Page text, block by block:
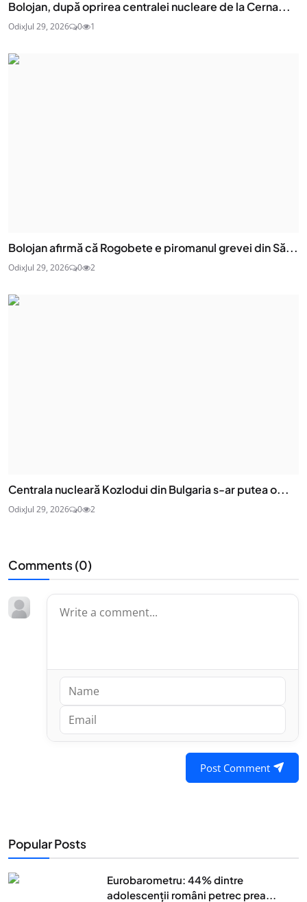
Bolojan, după oprirea centralei nucleare de la Cerna...
OdixJul 29, 2026 0 1
Bolojan afirmă că Rogobete e piromanul grevei din Să...
OdixJul 29, 2026 0 2
Centrala nucleară Kozlodui din Bulgaria s-ar putea o...
OdixJul 29, 2026 0 2
Comments (0)
Post Comment
Popular Posts
Eurobarometru: 44% dintre
adolescenţii români petrec prea...